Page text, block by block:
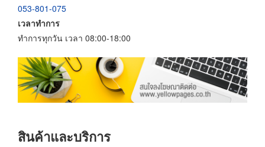
053-801-075
เวลาทำการ
ทำการทุกวัน เวลา 08:00-18:00
สินค้าและบริการ